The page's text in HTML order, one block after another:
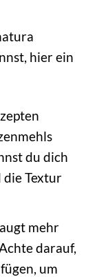
hier ein
du dich
die Textur
mehr
darauf,
um